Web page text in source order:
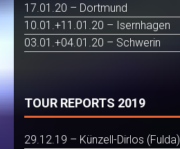
17.01.20 – Dortmund
10.01.+11.01.20 – Isernhagen
03.01.+04.01.20 – Schwerin
TOUR REPORTS 2019
29.12.19 – Künzell-Dirlos (Fulda)